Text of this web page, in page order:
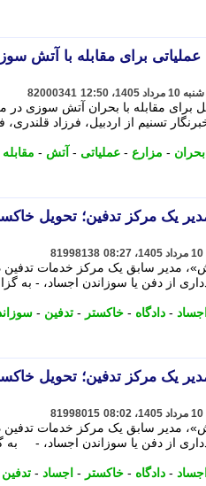
عملیاتی برای مقابله با آتش
82000341
برای مقابله با بحران آتش سوزی در
تسنیم از اردبیل، فرزاد قلندری،
بحران - مزارع - عملیاتی - آتش - مقابله
مدیر یک مرکز تدفین؛ تحویل
81998138
مدیر سابق یک مرکز خدمات تدفین
از دفن یا سوزاندن اجساد، - به
- دادگاه - خاکستر - تدفین -
مدیر یک مرکز تدفین؛ تحویل
81998015
مدیر سابق یک مرکز خدمات تدفین
از دفن یا سوزاندن اجساد، -
- دادگاه - خاکستر - اجساد - تدفین